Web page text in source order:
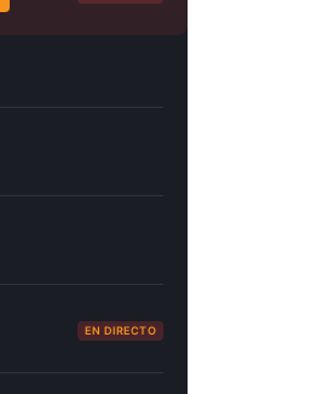
EN DIRECTO